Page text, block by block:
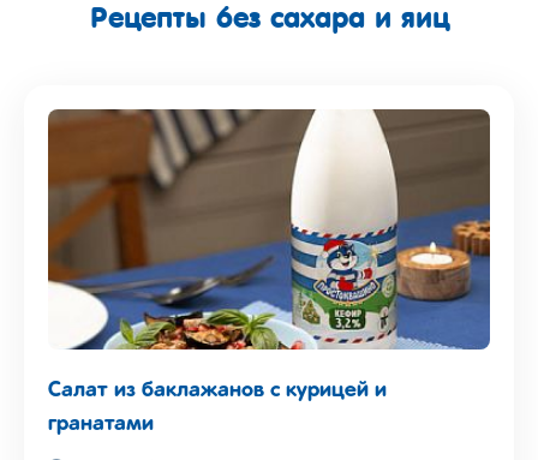
Рецепты без сахара и яиц
Салат из баклажанов с курицей и
гранатами